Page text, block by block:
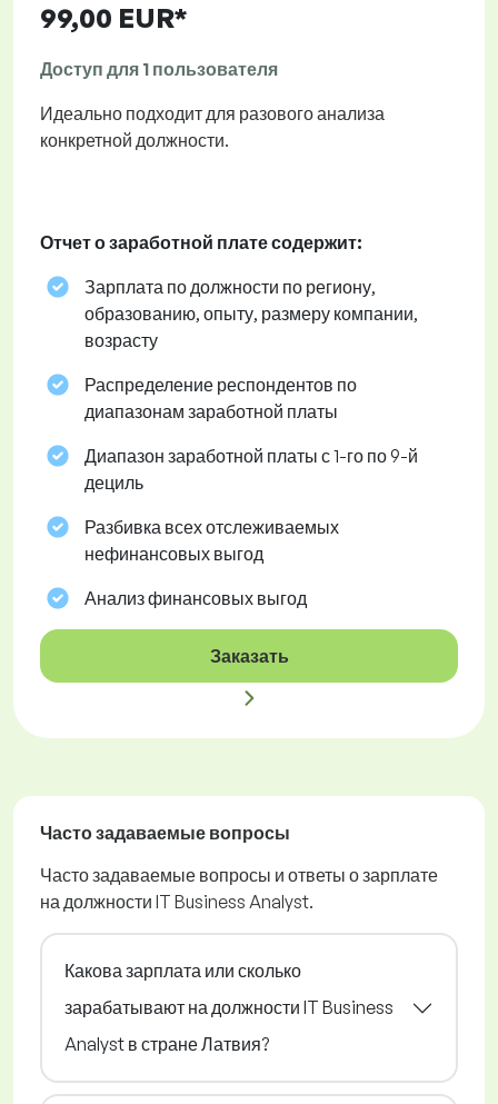
99,00 EUR*
Доступ для 1 пользователя
Идеально подходит для разового анализа
конкретной должности.
Отчет о заработной плате содержит:
Зарплата по должности по региону,
образованию, опыту, размеру компании,
возрасту
Распределение респондентов по
диапазонам заработной платы
Диапазон заработной платы с 1-го по 9-й
дециль
Разбивка всех отслеживаемых
нефинансовых выгод
Анализ финансовых выгод
Заказать
Часто задаваемые вопросы
Часто задаваемые вопросы и ответы о зарплате
на должности IT Business Analyst.
Какова зарплата или сколько
зарабатывают на должности IT Business
Analyst в стране Латвия?